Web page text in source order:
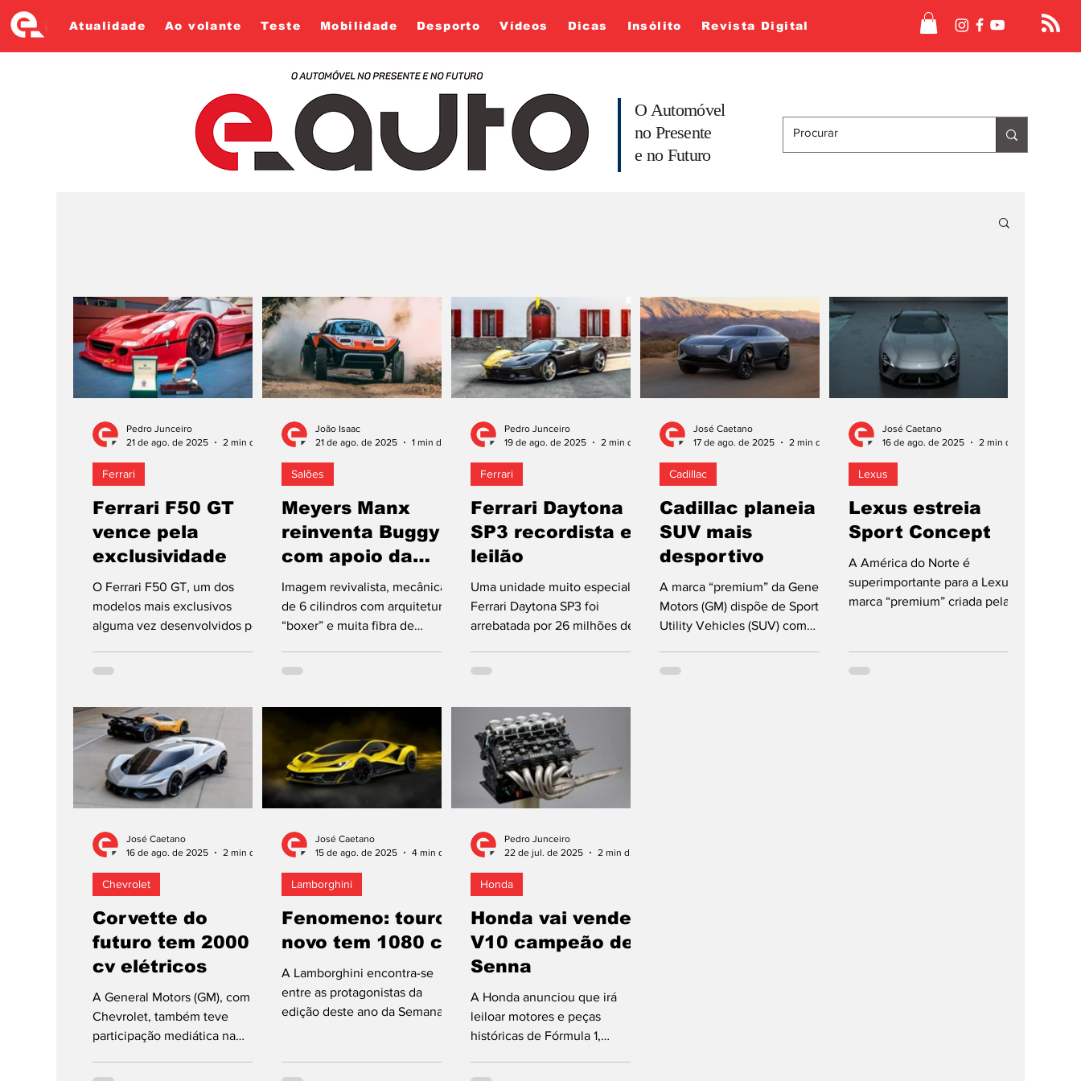
Atualidade Ao volante Teste Mobilidade Desporto Vídeos Dicas Insólito Revista Digital
O Automóvel
no Presente
e no Futuro
Ferrari F50 GT
vence pela
exclusividade
O Ferrari F50 GT, um dos
modelos mais exclusivos
alguma vez desenvolvidos pela
de melhor automóvel a...
Ferrari
Pedro Junceiro
21 de ago. de 2025
Meyers Manx
reinventa Buggy
com apoio da
Tuthill
Imagem revivalista, mecânica
de 6 cilindros com arquitetura
“boxer” e muita fibra de
na Semana do Automóvel...
Salões
João Isaac
21 de ago. de 2025
Ferrari Daytona
SP3 recordista em
leilão
Uma unidade muito especial do
Ferrari Daytona SP3 foi
arrebatada por 26 milhões de
durante a Semana...
Ferrari
Pedro Junceiro
19 de ago. de 2025
Cadillac planeia
SUV mais
desportivo
A marca “premium” da General
Motors (GM) dispõe de Sport
Utility Vehicles (SUV) com
número mais do que...
Cadillac
José Caetano
17 de ago. de 2025
Lexus estreia
Sport Concept
A América do Norte é
superimportante para a Lexus,
marca “premium” criada pela
Lexus
José Caetano
16 de ago. de 2025
Corvette do
futuro tem 2000
cv elétricos
A General Motors (GM), com a
Chevrolet, também teve
participação mediática na
Monterey, na Califórnia, EUA,...
Chevrolet
José Caetano
16 de ago. de 2025
Fenomeno: touro
novo tem 1080 cv
A Lamborghini encontra-se
entre as protagonistas da
edição deste ano da Semana do
Lamborghini
José Caetano
15 de ago. de 2025
Honda vai vender
V10 campeão de
Senna
A Honda anunciou que irá
leiloar motores e peças
históricas de Fórmula 1,
RA100E usado por Ayrton
Honda
Pedro Junceiro
22 de jul. de 2025
2 min de leitura